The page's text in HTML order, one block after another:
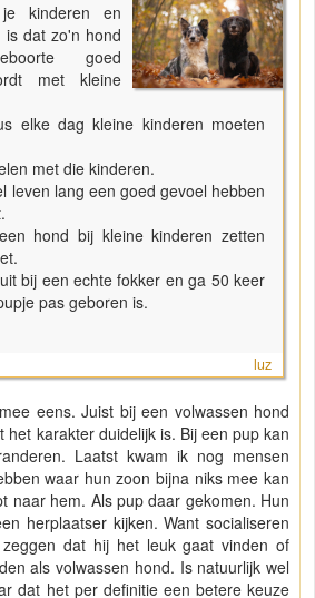
kinderen en
is dat zo'n hond
goed
met kleine
elke dag kleine kinderen moeten
met die kinderen.
leven lang een goed gevoel hebben
hond bij kleine kinderen zetten
bij een echte fokker en ga 50 keer
pas geboren is.
luz
eens. Juist bij een volwassen hond
het karakter duidelijk is. Bij een pup kan
Laatst kwam ik nog mensen
waar hun zoon bijna niks mee kan
naar hem. Als pup daar gekomen. Hun
herplaatser kijken. Want socialiseren
dat hij het leuk gaat vinden of
als volwassen hond. Is natuurlijk wel
dat het per definitie een betere keuze